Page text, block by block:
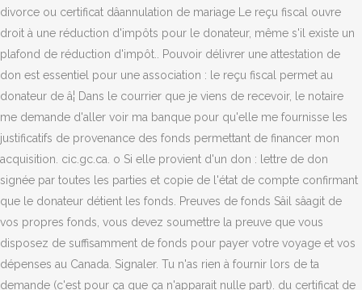
divorce ou certificat dâannulation de mariage Le reçu fiscal ouvre
droit à une réduction d'impôts pour le donateur, même s'il existe un
plafond de réduction d'impôt.. Pouvoir délivrer une attestation de
don est essentiel pour une association : le reçu fiscal permet au
donateur de â¦ Dans le courrier que je viens de recevoir, le notaire
me demande d'aller voir ma banque pour qu'elle me fournisse les
justificatifs de provenance des fonds permettant de financer mon
acquisition. cic.gc.ca. o Si elle provient d'un don : lettre de don
signée par toutes les parties et copie de l'état de compte confirmant
que le donateur détient les fonds. Preuves de fonds Sâil sâagit de
vos propres fonds, vous devez soumettre la preuve que vous
disposez de suffisamment de fonds pour payer votre voyage et vos
dépenses au Canada. Signaler. Tu n'as rien à fournir lors de ta
demande (c'est pour ça que ça n'apparait nulle part). du certificat de